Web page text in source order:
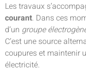
Les travaux
courant. Dans ces
d’un groupe
C’est une source
coupures et maintenir
électricité.